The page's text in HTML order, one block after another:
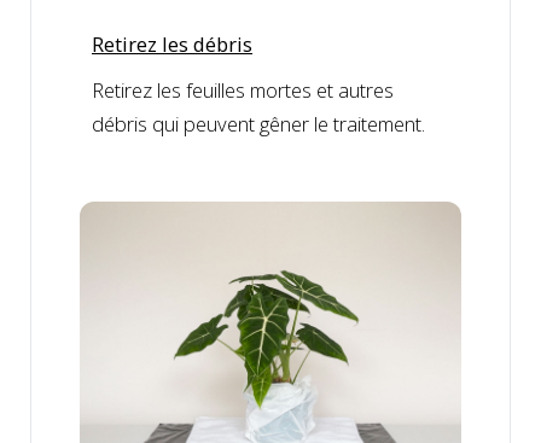
Retirez les débris
Retirez les feuilles mortes et autres
débris qui peuvent gêner le traitement.